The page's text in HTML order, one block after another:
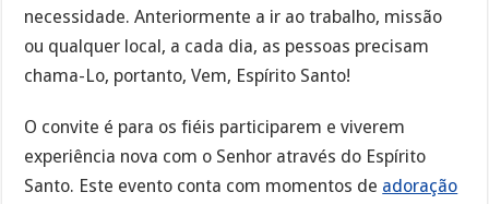
necessidade. Anteriormente a ir ao trabalho, missão
ou qualquer local, a cada dia, as pessoas precisam
chama-Lo, portanto, Vem, Espírito Santo!
O convite é para os fiéis participarem e viverem
experiência nova com o Senhor através do Espírito
Santo. Este evento conta com momentos de adoração